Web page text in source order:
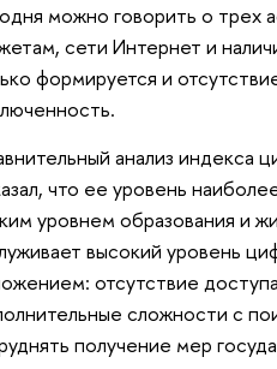
можно говорить о трех
сети Интернет и
формируется и
анализ индекса
что ее уровень
уровнем образования и
высокий уровень
отсутствие
сложности с
получение мер